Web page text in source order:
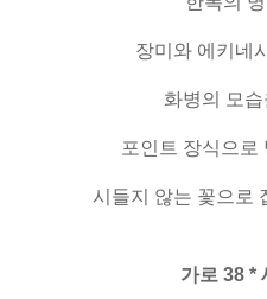
장미와 에키네
화병의 모
포인트 장식으로
시들지 않는 꽃으로
가로 38 *